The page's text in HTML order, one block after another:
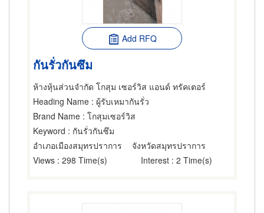
Add RFQ
กันรั่วกันซึม
ห้างหุ้นส่วนจำกัด โกสุม เซอร์วิส แอนด์ ทรัคเตอร์
Heading Name : ผู้รับเหมากันรั่ว
Brand Name : โกสุมเซอร์วิส
Keyword : กันรั่วกันซึม
อำเภอเมืองสมุทรปราการ
จังหวัดสมุทรปราการ
Views : 298 Time(s) Interest : 2 Time(s)